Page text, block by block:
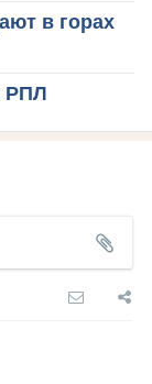
в горах
РПЛ